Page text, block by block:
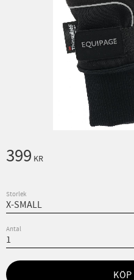
399 KR
Storlek
Antal
KÖP